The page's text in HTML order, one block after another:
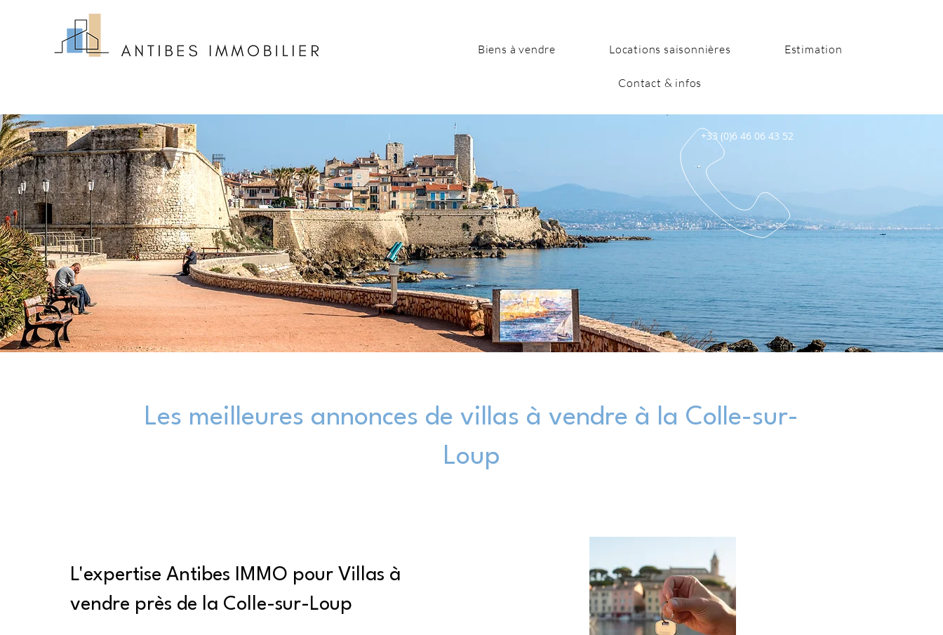
Biens à vendre Locations saisonnières Estimation
Contact & infos
+33 (0)6 46 06 43 52
Les meilleures annonces de villas à vendre à la Colle-sur-
Loup
L'expertise Antibes IMMO pour Villas à
vendre près de la Colle-sur-Loup